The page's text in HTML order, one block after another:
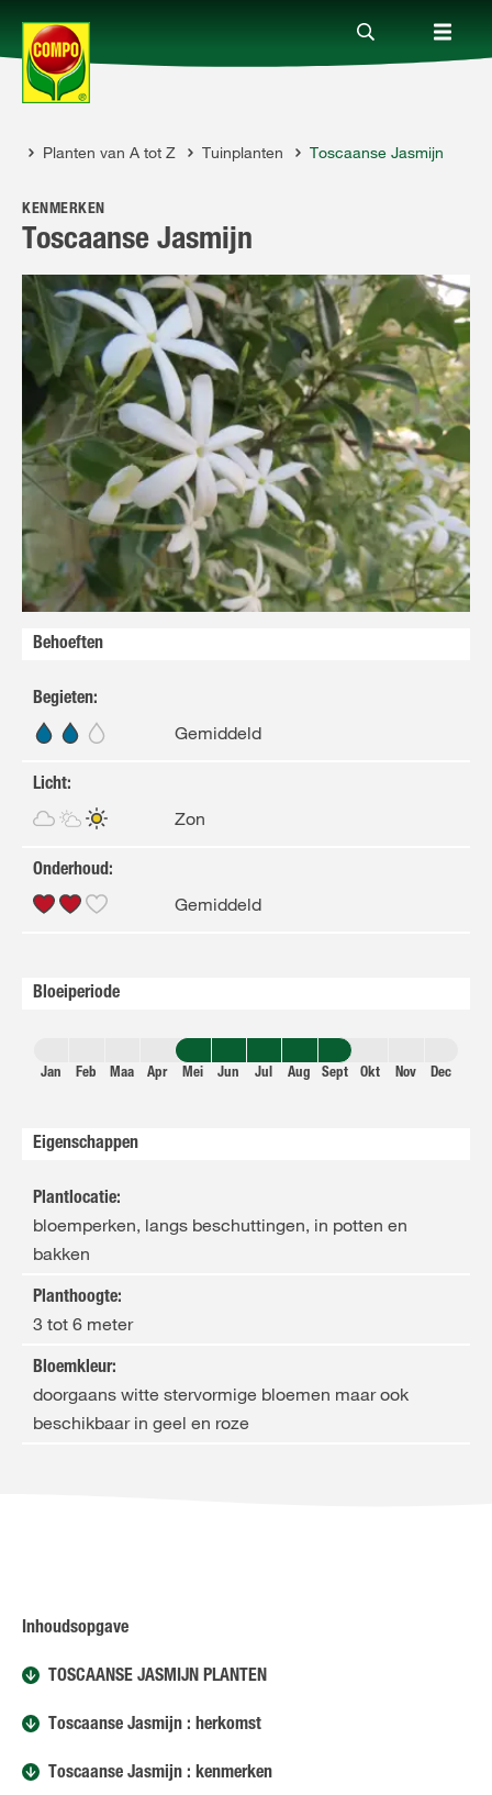
Producten
Advies
Thema's
Tot je dienst
Onderneming
NL
Planten van A tot Z Tuinplanten Toscaanse Jasmijn
KENMERKEN
Toscaanse Jasmijn
Behoeften
Begieten:
Gemiddeld
Licht:
Zon
Onderhoud:
Gemiddeld
Bloeiperiode
Jan Feb Maa Apr Mei Jun Jul Aug Sept Okt Nov Dec
Eigenschappen
Plantlocatie:
bloemperken, langs beschuttingen, in potten en
bakken
Planthoogte:
3 tot 6 meter
Bloemkleur:
doorgaans witte stervormige bloemen maar ook
beschikbaar in geel en roze
Inhoudsopgave
TOSCAANSE JASMIJN PLANTEN
Toscaanse Jasmijn : herkomst
Toscaanse Jasmijn : kenmerken